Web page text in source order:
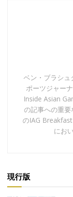
ベン・ブラシュ
ポーツジャー
Inside Asian
の記事への重
のIAG
にお
現行版